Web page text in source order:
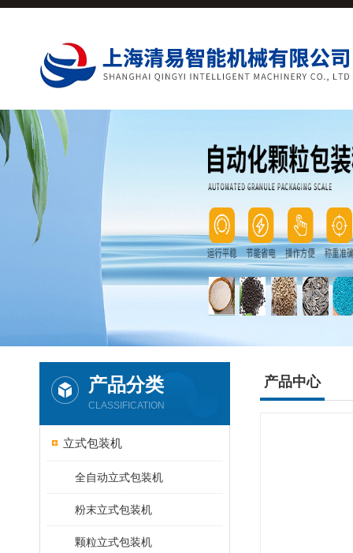
产品分类
CLASSIFICATION
立式包装机
全自动立式包装机
粉末立式包装机
颗粒立式包装机
产品中心